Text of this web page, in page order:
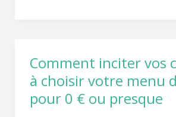
Comment inciter vos
à choisir votre menu
pour 0 € ou presque
Comment
inciter
vos
convives